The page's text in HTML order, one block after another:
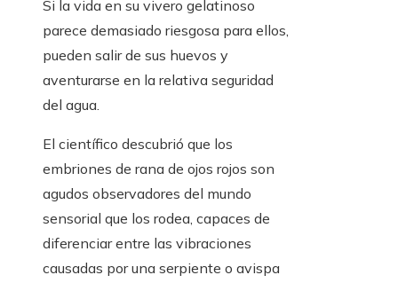
Si la vida en su vivero gelatinoso
parece demasiado riesgosa para ellos,
pueden salir de sus huevos y
aventurarse en la relativa seguridad
del agua.
El científico descubrió que los
embriones de rana de ojos rojos son
agudos observadores del mundo
sensorial que los rodea, capaces de
diferenciar entre las vibraciones
causadas por una serpiente o avispa